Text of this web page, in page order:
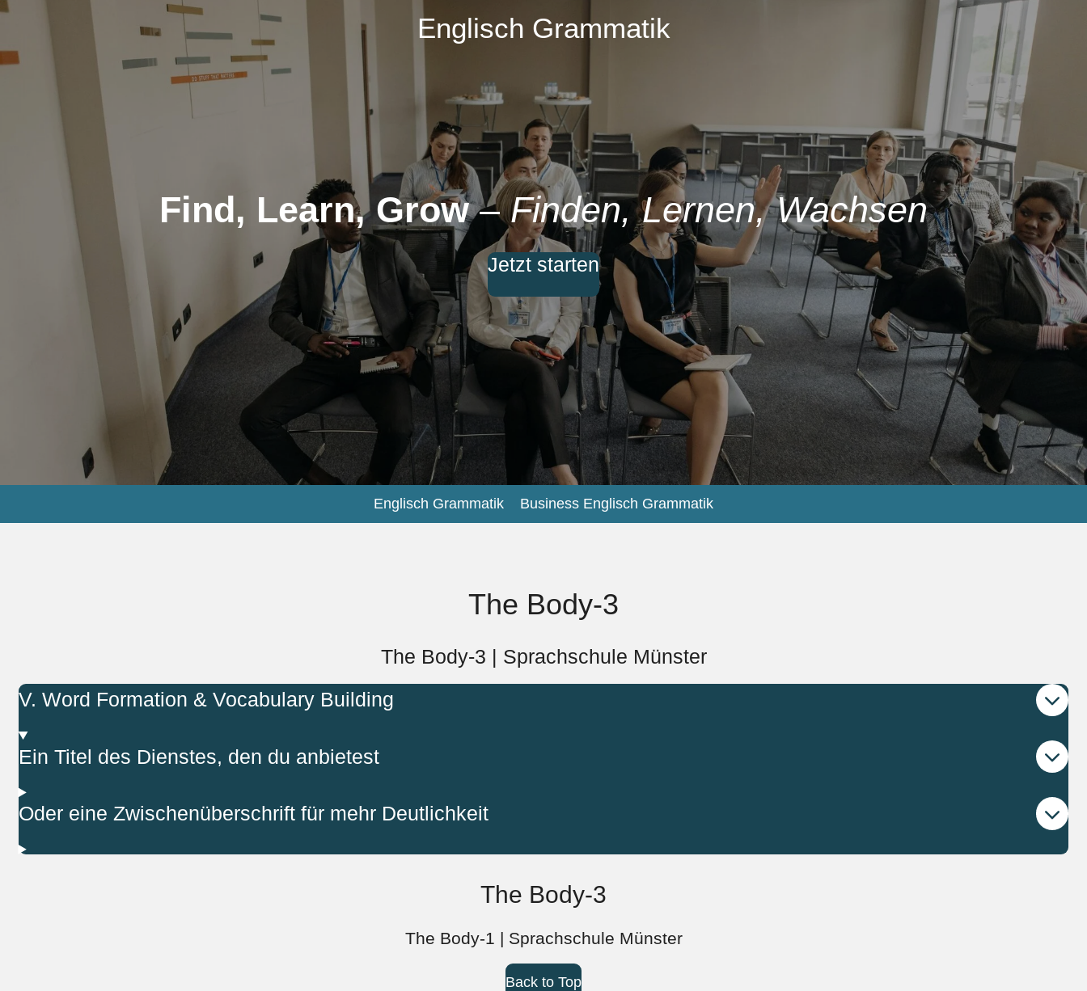
Zum
springen
Englisch Grammatik
Find, Learn, Grow–Finden, Lernen, Wachsen
Jetzt starten
Englisch Grammatik Business Englisch Grammatik
The Body-3
The Body-3 | Sprachschule Münster
V. Word Formation & Vocabulary Building
Ein Titel des Dienstes, den du anbietest
Oder eine Zwischenüberschrift für mehr Deutlichkeit
The Body-3
The Body-1 | Sprachschule Münster
Back to Top